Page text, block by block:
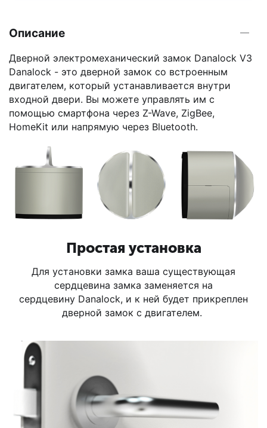
Описание
Дверной электромеханический замок Danalock V3
Danalock - это дверной замок со встроенным
двигателем, который устанавливается внутри
входной двери. Вы можете управлять им с
помощью смартфона через Z-Wave, ZigBee,
HomeKit или напрямую через Bluetooth.
Простая установка
Для установки замка ваша существующая
сердцевина замка заменяется на
сердцевину Danalock, и к ней будет прикреплен
дверной замок с двигателем.